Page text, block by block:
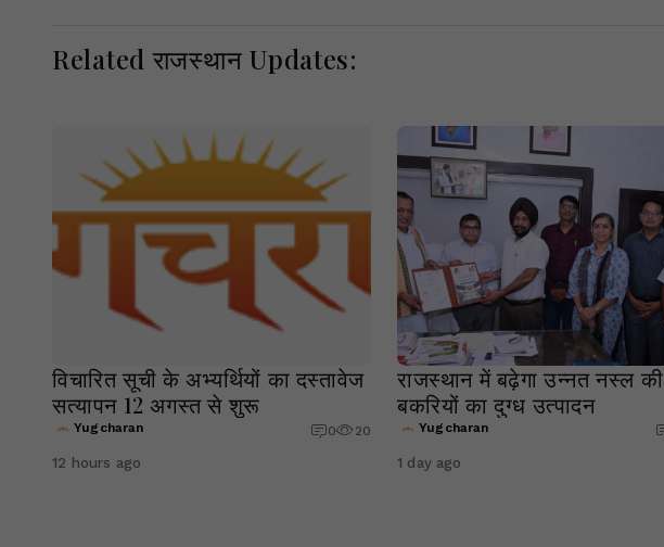
Related राजस्थान Updates:
विचारित सूची के अभ्यर्थियों का दस्तावेज
सत्यापन 12 अगस्त से शुरू
Yugcharan 0 20
12 hours ago
राजस्थान में बढ़ेगा उन्नत नस्ल की
बकरियों का दुग्ध उत्पादन
Yugcharan
1 day ago